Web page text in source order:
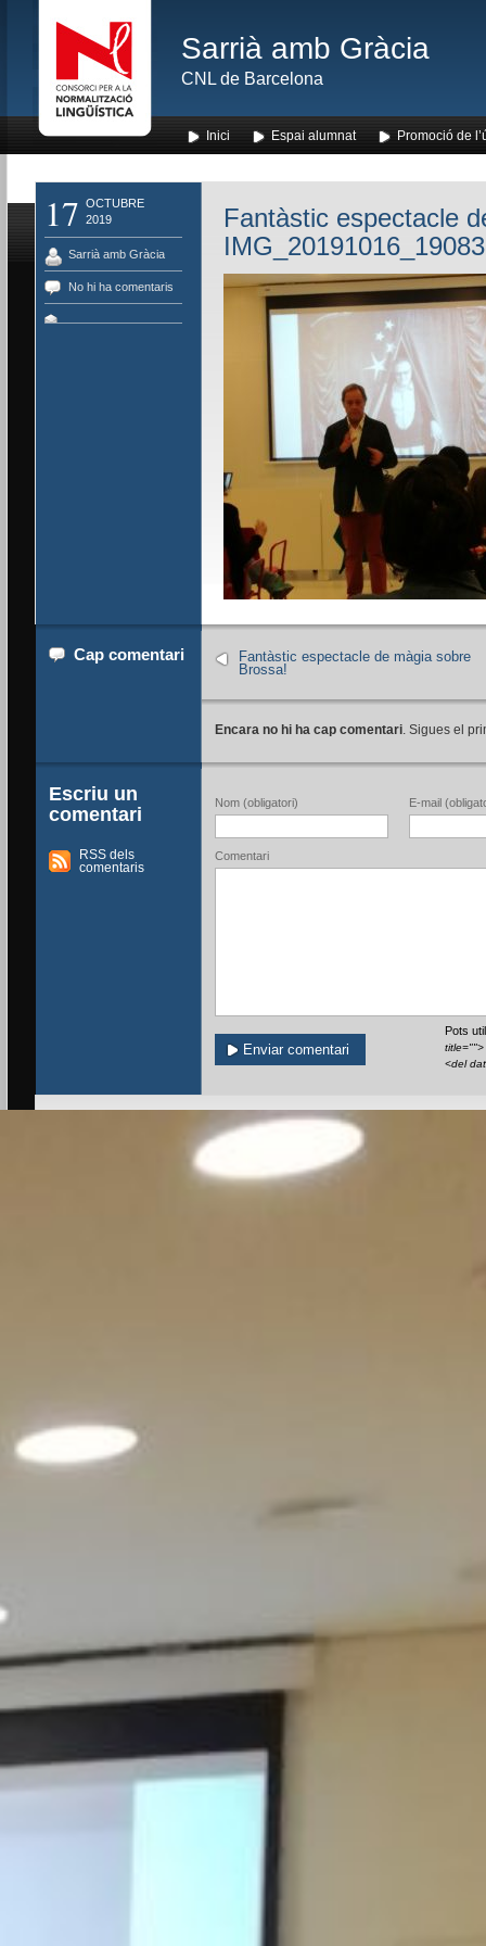
Sarrià amb Gràcia
CNL de Barcelona
Inici Espai alumnat Promoció de
17 OCTUBRE
2019
Sarrià amb Gràcia
No hi ha comentaris
Fantàstic espectacle
Cap comentari
Fantàstic espectacle de màgia sobre
Brossa!
Encara no hi ha cap comentari. Sigues el
Escriu un
comentari
RSS dels
comentaris
Nom (obligatori) E-mail
Comentari
Pots
<del